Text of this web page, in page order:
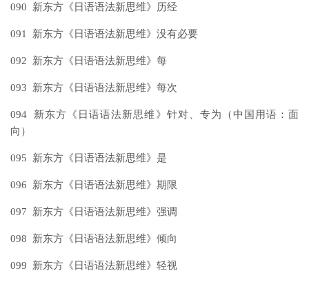
090 新东方《日语语法新思维》历经
091 新东方《日语语法新思维》没有必要
092 新东方《日语语法新思维》每
093 新东方《日语语法新思维》每次
094 新东方《日语语法新思维》针对、专为（中国用语：面
向）
095 新东方《日语语法新思维》是
096 新东方《日语语法新思维》期限
097 新东方《日语语法新思维》强调
098 新东方《日语语法新思维》倾向
099 新东方《日语语法新思维》轻视